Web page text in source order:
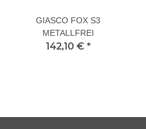
GIASCO FOX S3
METALLFREI
142,10 € *